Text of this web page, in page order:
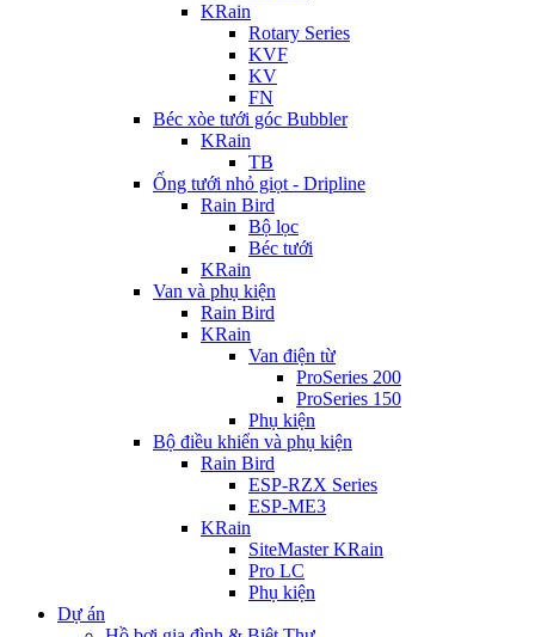
KRain
Rotary Series
KVF
KV
FN
Béc xòe tưới góc Bubbler
KRain
TB
Ống tưới nhỏ giọt - Dripline
Rain Bird
Bộ lọc
Béc tưới
KRain
Van và phụ kiện
Rain Bird
KRain
Van điện từ
ProSeries 200
ProSeries 150
Phụ kiện
Bộ điều khiển và phụ kiện
Rain Bird
ESP-RZX Series
ESP-ME3
KRain
SiteMaster KRain
Pro LC
Phụ kiện
Dự án